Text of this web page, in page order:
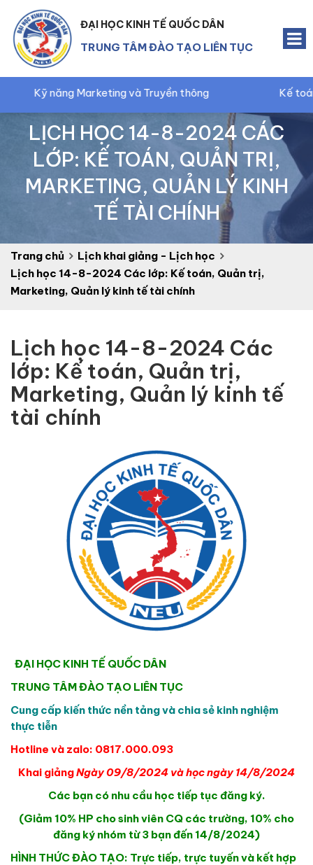
ĐẠI HỌC KINH TẾ QUỐC DÂN
TRUNG TÂM ĐÀO TẠO LIÊN TỤC
Marketing và Truyền thông Kế toán trưởng
LỊCH HỌC 14-8-2024 CÁC
LỚP: KẾ TOÁN, QUẢN TRỊ,
MARKETING, QUẢN LÝ KINH
TẾ TÀI CHÍNH
Trang chủ
Lịch khai giảng - Lịch học
Lịch học 14-8-2024 Các lớp: Kế toán, Quản trị,
Marketing, Quản lý kinh tế tài chính
Lịch học 14-8-2024 Các
lớp: Kế toán, Quản trị,
Marketing, Quản lý kinh tế
tài chính
ĐẠI HỌC KINH TẾ QUỐC DÂN
TRUNG TÂM ĐÀO TẠO LIÊN TỤC
Cung cấp kiến thức nền tảng và chia sẻ kinh nghiệm
thực tiễn
Hotline và zalo: 0817.000.093
Khai giảngNgày 09/8/2024 và học ngày 14/8/2024
Các bạn có nhu cầu học tiếp tục đăng ký.
(Giảm 10% HP cho sinh viên CQ các trường, 10% cho
đăng ký nhóm từ 3 bạn đến 14/8/2024)
HÌNH THỨC ĐÀO TẠO: Trực tiếp, trực tuyến và kết hợp